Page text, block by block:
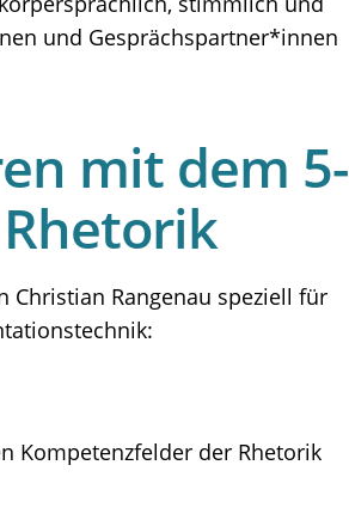
und Gesprächspartner*innen
mit dem 5-
Rangenau speziell für
Kompetenzfelder der Rhetorik